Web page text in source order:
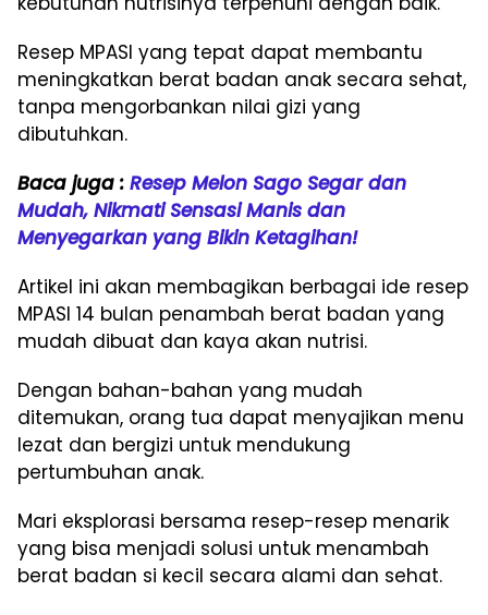
Resep MPASI yang tepat dapat membantu
meningkatkan berat badan anak secara sehat,
tanpa mengorbankan nilai gizi yang
dibutuhkan.
Baca juga : Resep Melon Sago Segar dan
Mudah, Nikmati Sensasi Manis dan
Menyegarkan yang Bikin Ketagihan!
Artikel ini akan membagikan berbagai ide resep
MPASI 14 bulan penambah berat badan yang
mudah dibuat dan kaya akan nutrisi.
Dengan bahan-bahan yang mudah
ditemukan, orang tua dapat menyajikan menu
lezat dan bergizi untuk mendukung
pertumbuhan anak.
Mari eksplorasi bersama resep-resep menarik
yang bisa menjadi solusi untuk menambah
berat badan si kecil secara alami dan sehat.